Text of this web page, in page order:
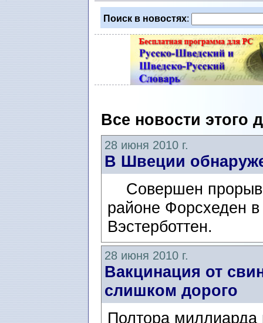
Поиск в новостях:
Все новости этого
28 июня 2010 г.
В Швеции
Совершен прорыв
районе Форсхеден
Вэстерботтен.
28 июня 2010 г.
Вакцинация от
слишком дорого
Полтора миллиарда